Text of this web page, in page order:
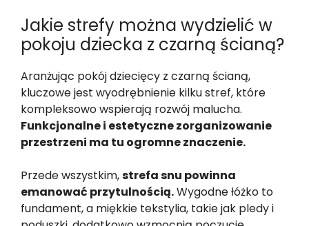
Jakie strefy można wydzielić w
pokoju dziecka z czarną ścianą?
Aranżując pokój dziecięcy z czarną ścianą,
kluczowe jest wyodrębnienie kilku stref, które
kompleksowo wspierają rozwój malucha.
Funkcjonalne i estetyczne zorganizowanie
przestrzeni ma tu ogromne znaczenie.
Przede wszystkim,strefa snu powinna
emanować przytulnością.Wygodne łóżko to
fundament, a miękkie tekstylia, takie jak pledy i